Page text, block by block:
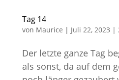
Tag 14
von Maurice | Juli 22, 2023 |
Der letzte ganze Tag
als sonst, da auf dem